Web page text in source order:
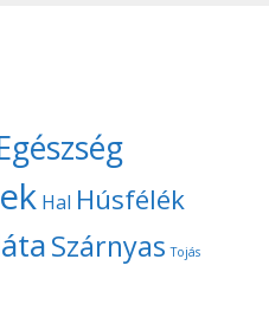
Hal Húsfélék
Szárnyas Tojás